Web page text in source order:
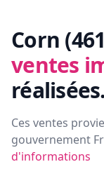
Corn
ventes
réalisées.
Ces ventes
gouvernement
d'informations